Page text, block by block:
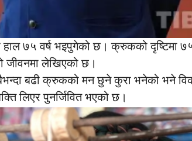
७५ वर्ष भइपुगेको छ। क्रुकको दृष्टिमा ७५
जीवनमा लेखिएको छ।
बढी क्रुकको मन छुने कुरा भनेको भने
लिएर पुनर्जिवित भएको छ।